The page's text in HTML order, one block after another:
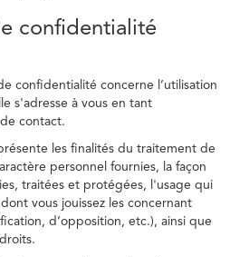
confidentialité
confidentialité concerne l’utilisation
s'adresse à vous en tant
contact.
les finalités du traitement de
personnel fournies, la façon
traitées et protégées, l'usage qui
vous jouissez les concernant
d’opposition, etc.), ainsi que